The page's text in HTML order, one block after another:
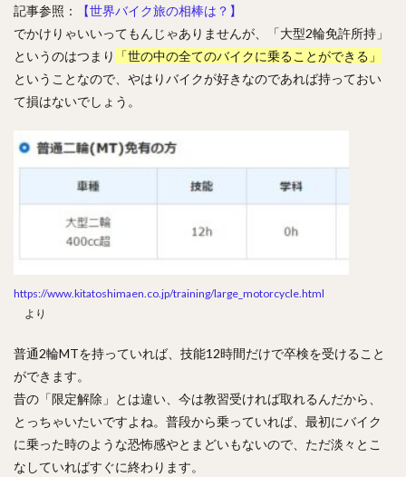
記事参照：
【世界バイク旅の相棒は？】
でかけりゃいいってもんじゃありませんが、「大型2輪免許所持」
というのはつまり
「世の中の全てのバイクに乗ることができる」
ということなので、やはりバイクが好きなのであれば持っておい
て損はないでしょう。
https://www.kitatoshimaen.co.jp/training/large_motorcycle.html
より
普通2輪MTを持っていれば、技能12時間だけで卒検を受けること
ができます。
昔の「限定解除」とは違い、今は教習受ければ取れるんだから、
とっちゃいたいですよね。普段から乗っていれば、最初にバイク
に乗った時のような恐怖感やとまどいもないので、ただ淡々とこ
なしていればすぐに終わります。